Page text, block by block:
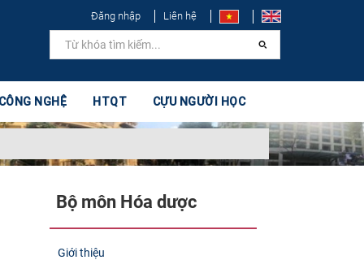
Đăng nhập Liên hệ
NGHỆ HTQT CỰU NGƯỜI HỌC
Bộ môn Hóa dược
Giới thiệu